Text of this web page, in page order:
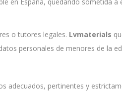
o tutores legales. Lvmaterials
personales de menores de la
adecuados, pertinentes y